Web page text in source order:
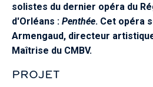
solistes du dernier opéra du
d'Orléans : Penthée. Cet opéra
Armengaud, directeur
Maîtrise du CMBV.
PROJET